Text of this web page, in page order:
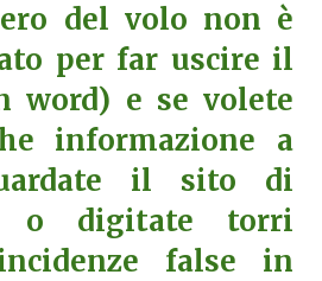
del volo non è
per far uscire il
word) e se volete
informazione a
il sito di
o digitate torri
false in